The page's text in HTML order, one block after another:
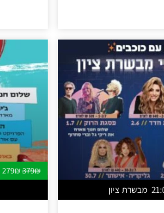
מבשרת ציון
379₪
279₪